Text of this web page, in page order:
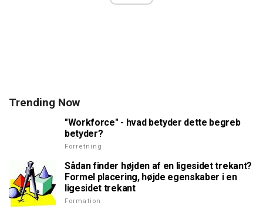
Trending Now
"Workforce" - hvad betyder dette begreb
betyder?
Forretning
Sådan finder højden af en ligesidet trekant?
Formel placering, højde egenskaber i en
ligesidet trekant
Formation